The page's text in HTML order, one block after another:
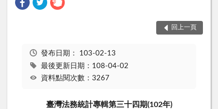
回上一頁
發布日期： 103-02-13
最後更新日期：108-04-02
資料點閱次數：3267
臺灣法務統計專輯第三十四期(102年)